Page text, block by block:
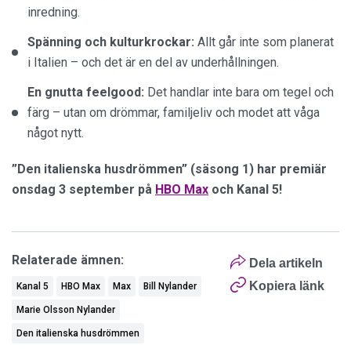
inredning.
Spänning och kulturkrockar: Allt går inte som planerat
i Italien – och det är en del av underhållningen.
En gnutta feelgood: Det handlar inte bara om tegel och
färg – utan om drömmar, familjeliv och modet att våga
något nytt.
”Den italienska husdrömmen” (säsong 1) har premiär
onsdag 3 september på HBO Max och Kanal 5!
Dela artikeln
Kopiera länk
Relaterade ämnen:
Kanal 5 HBO Max Max Bill Nylander
Marie Olsson Nylander
Den italienska husdrömmen